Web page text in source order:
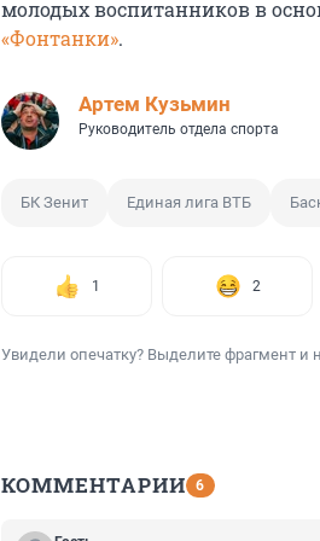
молодых воспитанников в
«Фонтанки».
Артем Кузьмин
Руководитель отдела спорта
БК Зенит Единая лига ВТБ
1 2
Увидели опечатку? Выделите фрагмент и
КОММЕНТАРИИ 6